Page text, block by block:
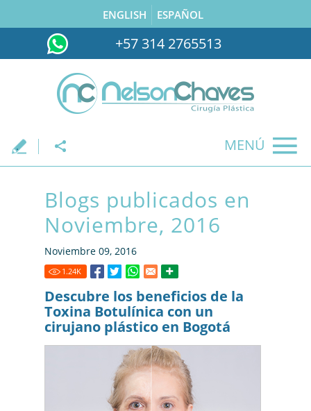
ENGLISH ESPAÑOL
+57 314 2765513
. MENÚ
Blogs publicados en
Noviembre, 2016
Noviembre 09, 2016
1.24K
Descubre los beneficios de la
Toxina Botulínica con un
cirujano plástico en Bogotá